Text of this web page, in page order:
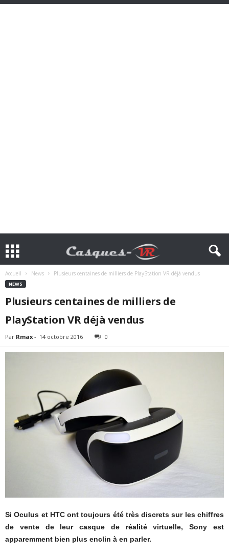
Accueil News Plusieurs centaines de milliers de PlayStation VR déjà vendus
NEWS
Plusieurs centaines de milliers de
PlayStation VR déjà vendus
Par Rmax - 14 octobre 2016 0
Si Oculus et HTC ont toujours été très discrets sur les chiffres
de vente de leur casque de réalité virtuelle, Sony est
apparemment bien plus enclin à en parler.